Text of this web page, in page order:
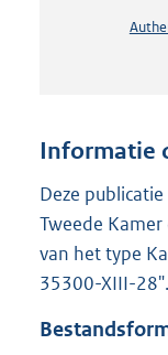
Informatie
Deze
Tweede
van het type
35300-XIII-28".